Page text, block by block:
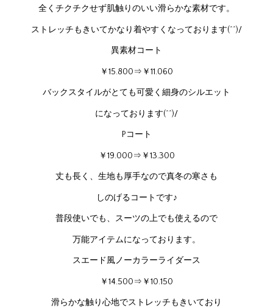
全くチクチクせず肌触りのいい滑らかな素材です。
ストレッチもきいてかなり着やすくなっております(^^)/
異素材コート
￥15.800⇒￥11.060
バックスタイルがとても可愛く細身のシルエット
になっております(^^)/
Pコート
￥19.000⇒￥13.300
丈も長く、生地も厚手なので真冬の寒さも
しのげるコートです♪
普段使いでも、スーツの上でも使えるので
万能アイテムになっております。
スエード風ノーカラーライダース
￥14.500⇒￥10.150
滑らかな触り心地でストレッチもきいており